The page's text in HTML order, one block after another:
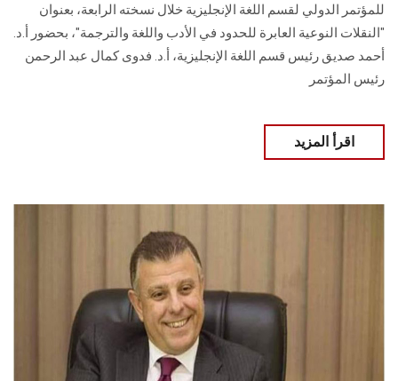
للمؤتمر الدولي لقسم اللغة الإنجليزية خلال نسخته الرابعة، بعنوان
"النقلات النوعية العابرة للحدود في الأدب واللغة والترجمة"، بحضور أ.د.
أحمد صديق رئيس قسم اللغة الإنجليزية، أ.د. فدوى كمال عبد الرحمن
رئيس المؤتمر
اقرأ المزيد